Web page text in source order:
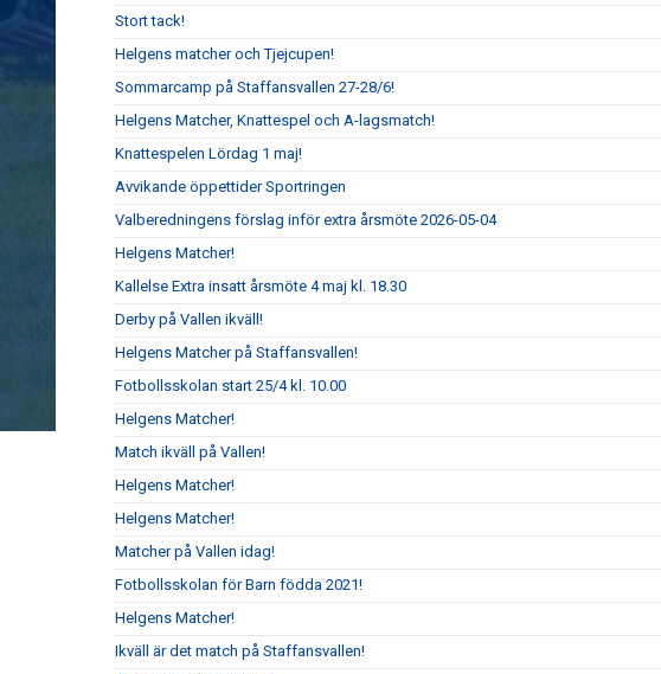
Stort tack!
Helgens matcher och Tjejcupen!
Sommarcamp på Staffansvallen 27-28/6!
Helgens Matcher, Knattespel och A-lagsmatch!
Knattespelen Lördag 1 maj!
Avvikande öppettider Sportringen
Valberedningens förslag inför extra årsmöte 2026-05-04
Helgens Matcher!
Kallelse Extra insatt årsmöte 4 maj kl. 18.30
Derby på Vallen ikväll!
Helgens Matcher på Staffansvallen!
Fotbollsskolan start 25/4 kl. 10.00
Helgens Matcher!
Match ikväll på Vallen!
Helgens Matcher!
Helgens Matcher!
Matcher på Vallen idag!
Fotbollsskolan för Barn födda 2021!
Helgens Matcher!
Ikväll är det match på Staffansvallen!